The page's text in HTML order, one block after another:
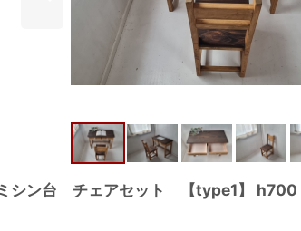
ン台 チェアセット 【type1】